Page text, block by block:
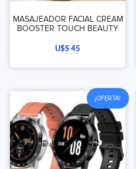
MASAJEADOR FACIAL CREAM
BOOSTER TOUCH BEAUTY
U$S45
¡OFERTA!